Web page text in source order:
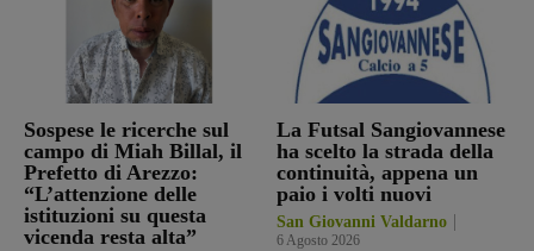
Sospese le ricerche sul
campo di Miah Billal, il
Prefetto di Arezzo:
“L’attenzione delle
istituzioni su questa
vicenda resta alta”
La Futsal Sangiovannese
ha scelto la strada della
continuità, appena un
paio i volti nuovi
San Giovanni Valdarno
6 Agosto 2026